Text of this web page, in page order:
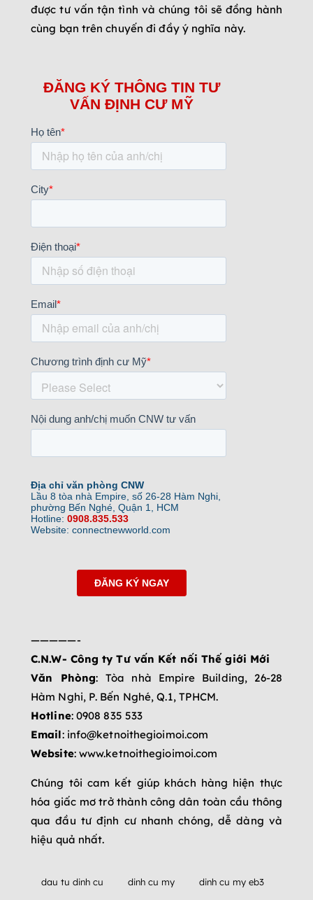
được tư vấn tận tình và chúng tôi sẽ đồng hành
cùng bạn trên chuyến đi đầy ý nghĩa này.
—————-
C.N.W- Công ty Tư vấn Kết nối Thế giới Mới
Văn Phòng: Tòa nhà Empire Building, 26-28
Hàm Nghi, P. Bến Nghé, Q.1, TPHCM.
Hotline: ‎0908 835 533
Email: info@ketnoithegioimoi.com
Website: www.ketnoithegioimoi.com
Chúng tôi cam kết giúp khách hàng hiện thực
hóa giấc mơ trở thành công dân toàn cầu thông
qua đầu tư định cư nhanh chóng, dễ dàng và
hiệu quả nhất.
dau tu dinh cu dinh cu my dinh cu my eb3